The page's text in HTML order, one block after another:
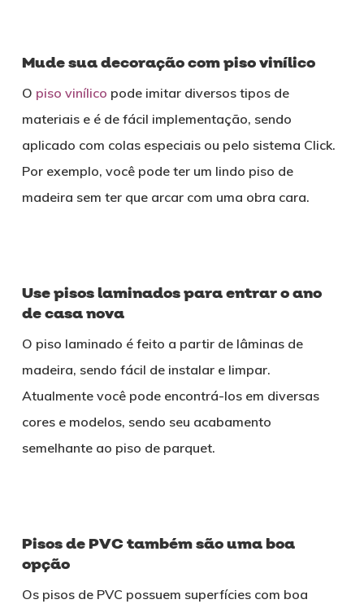
Mude sua decoração com piso vinílico
O piso vinílico pode imitar diversos tipos de
materiais e é de fácil implementação, sendo
aplicado com colas especiais ou pelo sistema Click.
Por exemplo, você pode ter um lindo piso de
madeira sem ter que arcar com uma obra cara.
Use pisos laminados para entrar o ano
de casa nova
O piso laminado é feito a partir de lâminas de
madeira, sendo fácil de instalar e limpar.
Atualmente você pode encontrá-los em diversas
cores e modelos, sendo seu acabamento
semelhante ao piso de parquet.
Pisos de PVC também são uma boa
opção
Os pisos de PVC possuem superfícies com boa